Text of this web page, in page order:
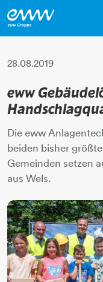
28.08.2019
eww
Die eww
beiden bisher
Gemeinden setzen
aus Wels.